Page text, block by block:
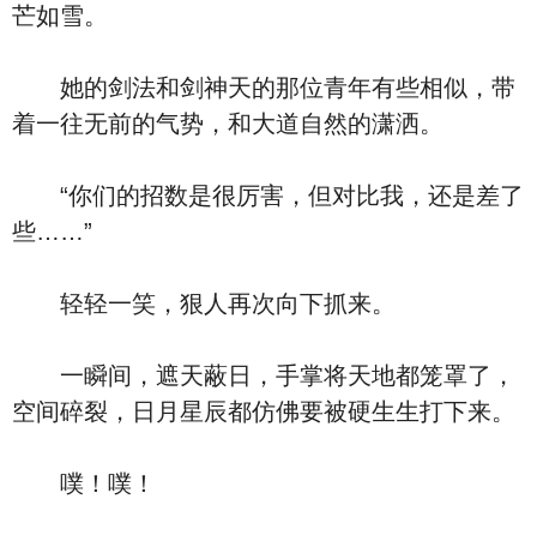
芒如雪。
她的剑法和剑神天的那位青年有些相似，带
着一往无前的气势，和大道自然的潇洒。
“你们的招数是很厉害，但对比我，还是差了
些……”
轻轻一笑，狠人再次向下抓来。
一瞬间，遮天蔽日，手掌将天地都笼罩了，
空间碎裂，日月星辰都仿佛要被硬生生打下来。
噗！噗！